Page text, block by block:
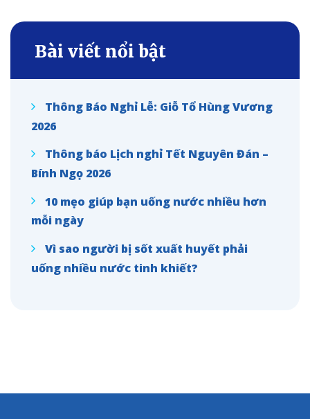
Bài viết nổi bật
Thông Báo Nghỉ Lễ: Giỗ Tổ Hùng Vương
2026
Thông báo Lịch nghỉ Tết Nguyên Đán –
Bính Ngọ 2026
10 mẹo giúp bạn uống nước nhiều hơn
mỗi ngày
Vì sao người bị sốt xuất huyết phải
uống nhiều nước tinh khiết?